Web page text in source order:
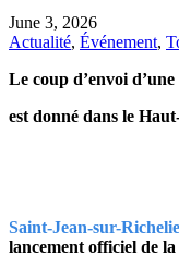
June 3, 2026
Actualité, Événement,
Le coup d’envoi
est donné dans le
Saint-Jean-sur-
lancement officiel de